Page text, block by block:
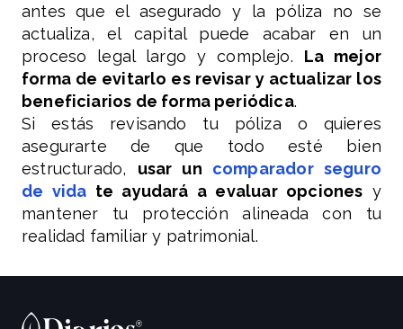
antes que el asegurado y la póliza no se
actualiza, el capital puede acabar en un
proceso legal largo y complejo. La mejor
forma de evitarlo es revisar y actualizar los
beneficiarios de forma periódica.
Si estás revisando tu póliza o quieres
asegurarte de que todo esté bien
estructurado, usar un comparador seguro
de vida te ayudará a evaluar opciones y
mantener tu protección alineada con tu
realidad familiar y patrimonial.